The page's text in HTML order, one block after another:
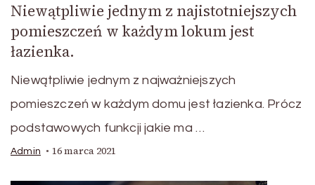
Niewątpliwie jednym z najistotniejszych
pomieszczeń w każdym lokum jest
łazienka.
Niewątpliwie jednym z najważniejszych
pomieszczeń w każdym domu jest łazienka. Prócz
podstawowych funkcji jakie ma …
Admin 16 marca 2021